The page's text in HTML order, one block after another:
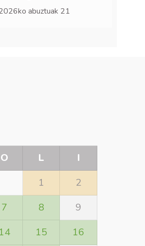
abuztuak 21
O L
I
1
2
7 8
9
14 15
16